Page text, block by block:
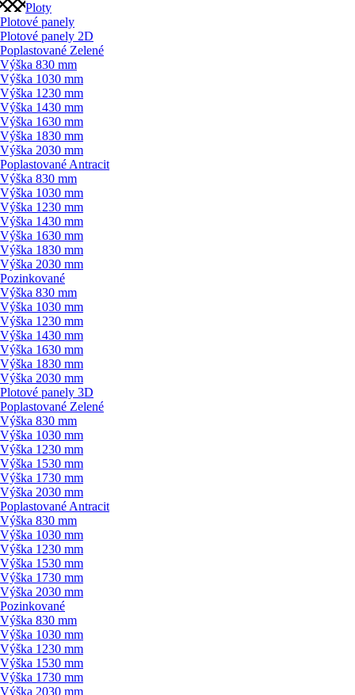
Ploty
Plotové panely
Plotové panely 2D
Poplastované Zelené
Výška 830 mm
Výška 1030 mm
Výška 1230 mm
Výška 1430 mm
Výška 1630 mm
Výška 1830 mm
Výška 2030 mm
Poplastované Antracit
Výška 830 mm
Výška 1030 mm
Výška 1230 mm
Výška 1430 mm
Výška 1630 mm
Výška 1830 mm
Výška 2030 mm
Pozinkované
Výška 830 mm
Výška 1030 mm
Výška 1230 mm
Výška 1430 mm
Výška 1630 mm
Výška 1830 mm
Výška 2030 mm
Plotové panely 3D
Poplastované Zelené
Výška 830 mm
Výška 1030 mm
Výška 1230 mm
Výška 1530 mm
Výška 1730 mm
Výška 2030 mm
Poplastované Antracit
Výška 830 mm
Výška 1030 mm
Výška 1230 mm
Výška 1530 mm
Výška 1730 mm
Výška 2030 mm
Pozinkované
Výška 830 mm
Výška 1030 mm
Výška 1230 mm
Výška 1530 mm
Výška 1730 mm
Výška 2030 mm